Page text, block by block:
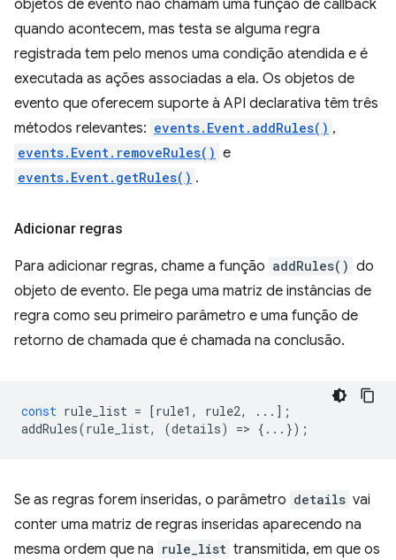
objetos de evento não chamam uma função de callback
quando acontecem, mas testa se alguma regra
registrada tem pelo menos uma condição atendida e é
executada as ações associadas a ela. Os objetos de
evento que oferecem suporte à API declarativa têm três
métodos relevantes: events.Event.addRules() ,
events.Event.removeRules() e
events.Event.getRules() .
Adicionar regras
Para adicionar regras, chame a função addRules() do
objeto de evento. Ele pega uma matriz de instâncias de
regra como seu primeiro parâmetro e uma função de
retorno de chamada que é chamada na conclusão.
const rule_list = [rule1 , rule2,
...];
addRules(rule_list, (details) => {...});
Se as regras forem inseridas, o parâmetro details vai
conter uma matriz de regras inseridas aparecendo na
mesma ordem que na rule_list transmitida, em que os